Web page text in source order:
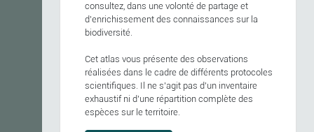
consultez, dans une volonté de partage et
d'enrichissement des connaissances sur la
biodiversité.
Cet atlas vous présente des observations
réalisées dans le cadre de différents protocoles
scientifiques. Il ne s'agit pas d'un inventaire
exhaustif ni d'une répartition complète des
espèces sur le territoire.